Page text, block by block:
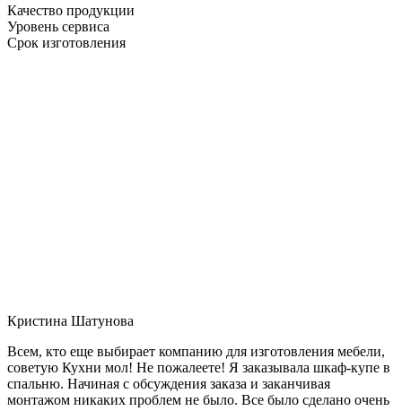
Качество продукции
Уровень сервиса
Срок изготовления
Кристина Шатунова
Всем, кто еще выбирает компанию для изготовления мебели,
советую Кухни мол! Не пожалеете! Я заказывала шкаф-купе в
спальню. Начиная с обсуждения заказа и заканчивая
монтажом никаких проблем не было. Все было сделано очень